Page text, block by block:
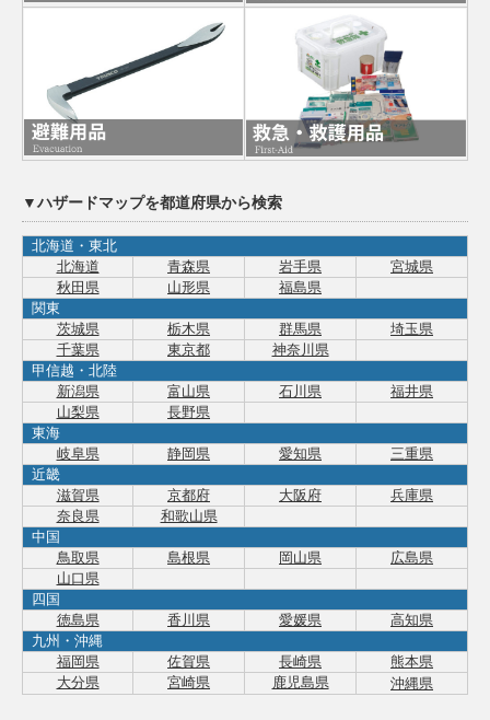
▼ハザードマップを都道府県から検索
北海道・東北
北海道
青森県 岩手県
宮城県
秋田県
山形県
福島県
関東
茨城県
栃木県 群馬県
埼玉県
千葉県
東京都
神奈川県
甲信越・北陸
新潟県
富山県 石川県
福井県
山梨県
長野県
東海
岐阜県
静岡県 愛知県
三重県
近畿
滋賀県
京都府 大阪府
兵庫県
奈良県
和歌山県
中国
鳥取県
島根県 岡山県
広島県
山口県
四国
徳島県
香川県 愛媛県
高知県
九州・沖縄
福岡県
佐賀県 長崎県
熊本県
大分県
宮崎県 鹿児島県 沖縄県